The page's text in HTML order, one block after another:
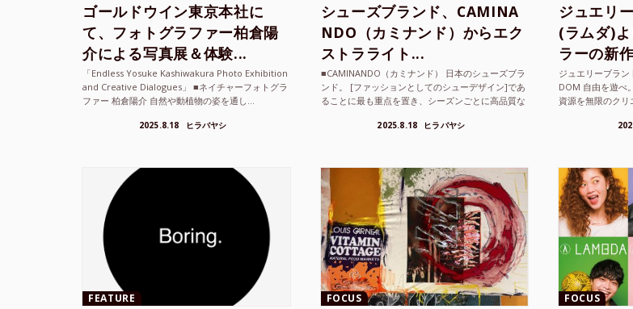
ゴールドウイン東京本社に
て、フォトグラファー柏倉陽
介による写真展＆体験...
「Endless Yosuke Kashiwakura Photo Exhibition
and Creative Dialogues」 ■ネイチャーフォトグラ
ファー 柏倉陽介 自然や動植物の姿を通し...
2025.8.18 ヒラバヤシ
シューズブランド、CAMINA
NDO（カミナンド）からエク
ストラライト...
■CAMINANDO（カミナンド） 日本のシューズブラ
ンド。 [ファッションとしてのシューデザイン]であ
ることに最も重点を置き、シーズンごとに高品質な
2025.8.18 ヒラバヤシ
ジュエリ
(ラムダ)
ラーの新
ジュエリーブラン
DOM 自由を遊べ
資源を無限のク
FEATURE FOCUS FOCUS